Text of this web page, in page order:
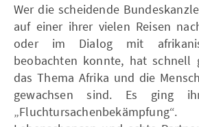
Wer die scheidende
auf einer ihrer vielen Reisen
oder im Dialog mit
beobachten konnte, hat schnell
das Thema Afrika und die
gewachsen sind. Es ging